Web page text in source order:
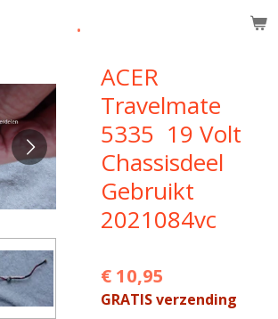
.
ACER
Travelmate
5335 19 Volt
Chassisdeel
Gebruikt
2021084vc
€ 10,95
GRATIS verzending